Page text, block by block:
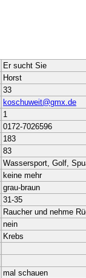
Er sucht Sie
Horst
33
koschuweit@gmx.de
1
0172-7026596
183
83
Wassersport, Golf,
keine mehr
grau-braun
31-35
Raucher und nehme
nein
Krebs
mal schauen